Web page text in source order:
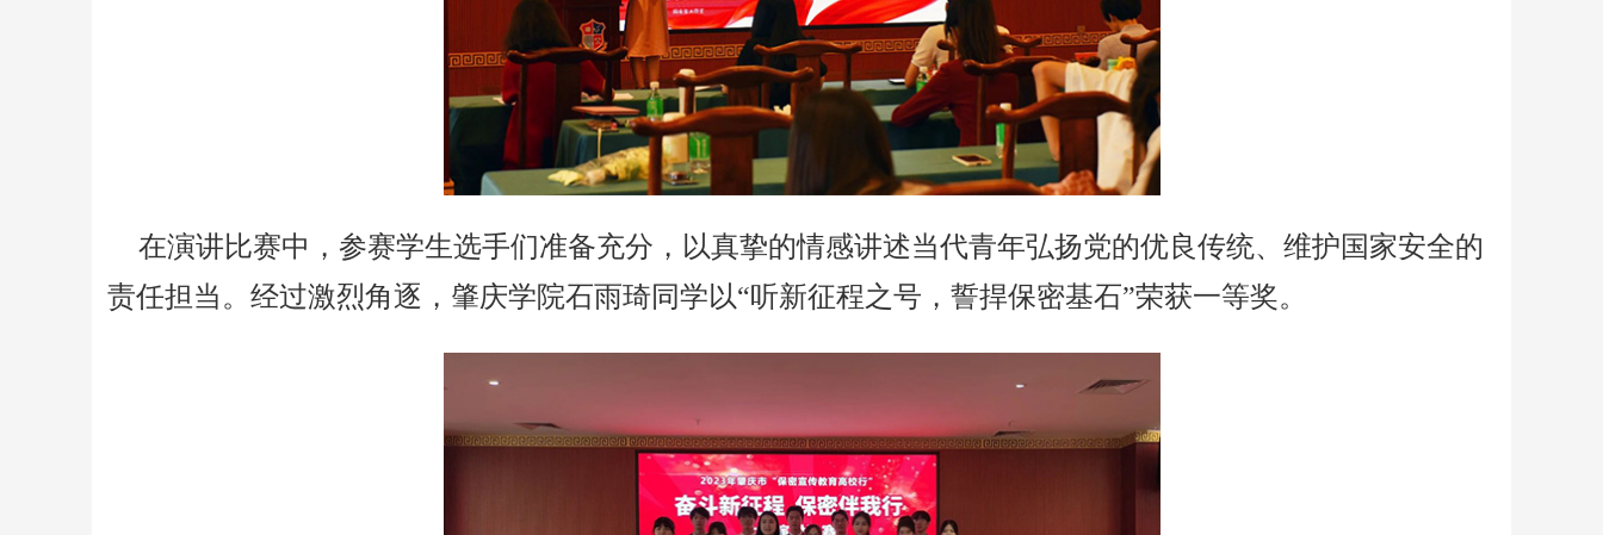
在演讲比赛中，参赛学生选手们准备充分，以真挚的情感讲述当代青年弘扬党的优良传统、维护国家安全的
责任担当。经过激烈角逐，肇庆学院石雨琦同学以“听新征程之号，誓捍保密基石”荣获一等奖。